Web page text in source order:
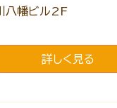
八幡ビル2F
詳しく見る